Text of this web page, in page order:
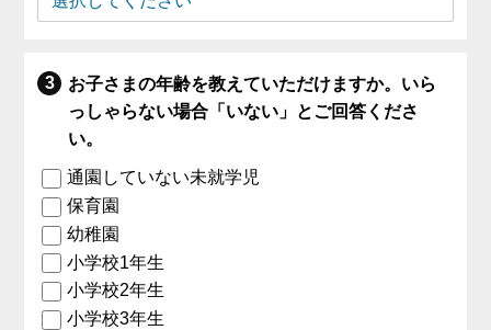
お子さまの年齢を教えていただけますか。いら
っしゃらない場合「いない」とご回答くださ
い。
通園していない未就学児
保育園
幼稚園
小学校1年生
小学校2年生
小学校3年生